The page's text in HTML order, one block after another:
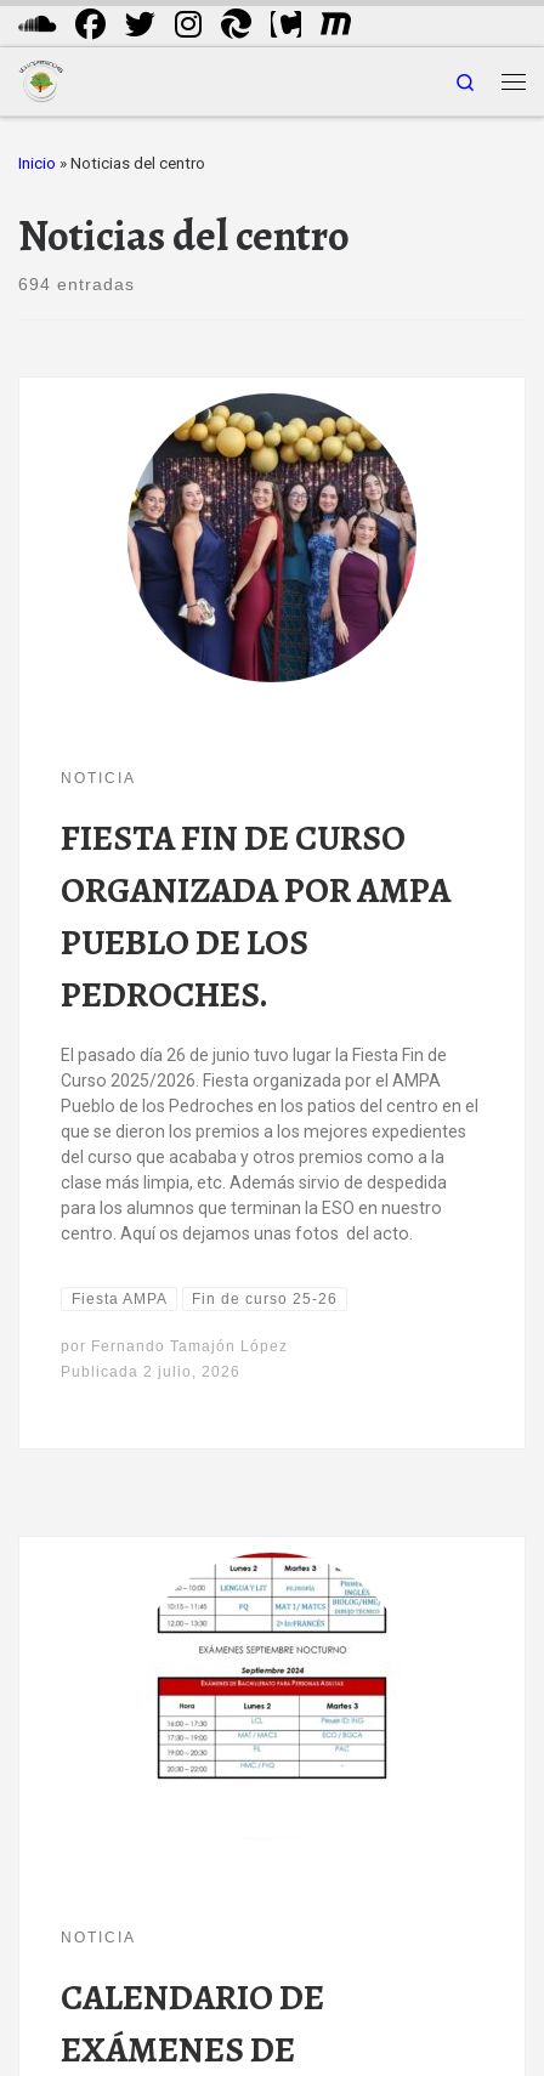
Saltar al contenido
Search
Inicio » Noticias del centro
Noticias del centro
694 entradas
NOTICIA
FIESTA FIN DE CURSO
ORGANIZADA POR AMPA
PUEBLO DE LOS
PEDROCHES.
El pasado día 26 de junio tuvo lugar la Fiesta Fin de
Curso 2025/2026. Fiesta organizada por el AMPA
Pueblo de los Pedroches en los patios del centro en el
que se dieron los premios a los mejores expedientes
del curso que acababa y otros premios como a la
clase más limpia, etc. Además sirvio de despedida
para los alumnos que terminan la ESO en nuestro
centro. Aquí os dejamos unas fotos del acto.
Fiesta AMPA Fin de curso 25-26
por Fernando Tamajón López
Publicada 2 julio, 2026
NOTICIA
CALENDARIO DE
EXÁMENES DE